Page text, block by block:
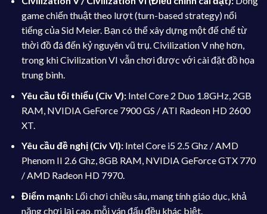
game chiến thuật theo lượt (turn-based strategy) nổi
tiếng của Sid Meier. Bạn có thể xây dựng một đế chế từ
thời đồ đá đến kỷ nguyên vũ trụ. Civilization V nhẹ hơn,
trong khi Civilization VI vẫn chơi được với cài đặt đồ họa
trung bình.
Yêu cầu tối thiểu (Civ V):Intel Core 2 Duo 1.8GHz, 2GB
RAM, NVIDIA GeForce 7900 GS / ATI Radeon HD 2600
XT.
Yêu cầu đề nghị (Civ VI):Intel Core i5 2.5 Ghz / AMD
Phenom II 2.6 Ghz, 8GB RAM, NVIDIA GeForce GTX 770
/ AMD Radeon HD 7970.
Điểm mạnh:Lối chơi chiều sâu, mang tính giáo dục, khả
năng chơi lại cao, mỗi ván đấu đều khác biệt.